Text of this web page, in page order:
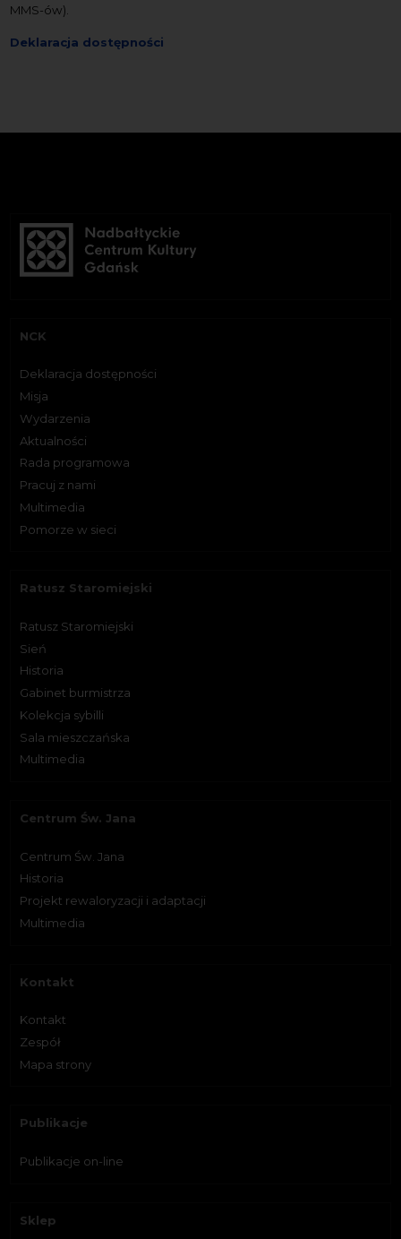
MMS-ów).
Deklaracja dostępności
NCK
Deklaracja dostępności
Misja
Wydarzenia
Aktualności
Rada programowa
Pracuj z nami
Multimedia
Pomorze w sieci
Ratusz Staromiejski
Ratusz Staromiejski
Sień
Historia
Gabinet burmistrza
Kolekcja sybilli
Sala mieszczańska
Multimedia
Centrum Św. Jana
Centrum Św. Jana
Historia
Projekt rewaloryzacji i adaptacji
Multimedia
Kontakt
Kontakt
Zespół
Mapa strony
Publikacje
Publikacje on-line
Sklep